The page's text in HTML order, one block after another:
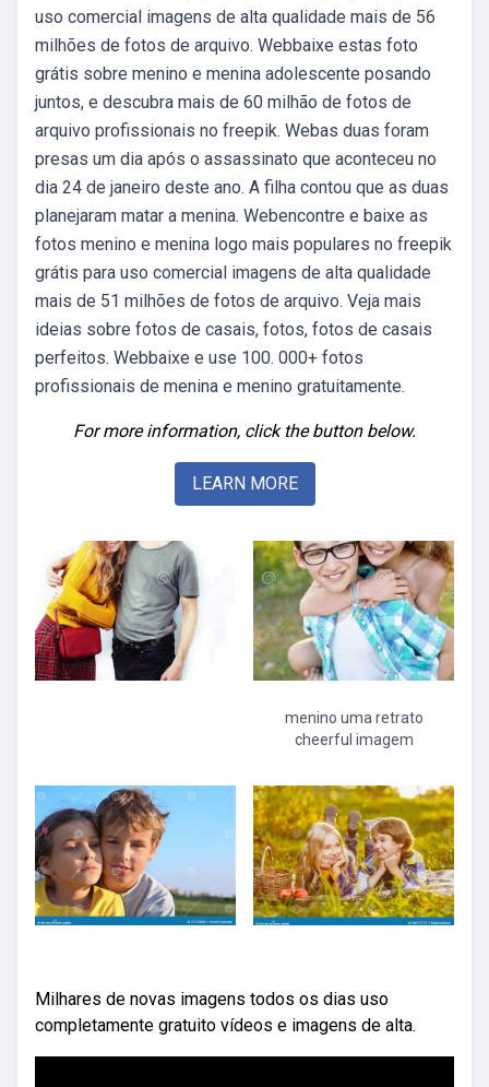
uso comercial imagens de alta qualidade mais de 56
milhões de fotos de arquivo. Webbaixe estas foto
grátis sobre menino e menina adolescente posando
juntos, e descubra mais de 60 milhão de fotos de
arquivo profissionais no freepik. Webas duas foram
presas um dia após o assassinato que aconteceu no
dia 24 de janeiro deste ano. A filha contou que as duas
planejaram matar a menina. Webencontre e baixe as
fotos menino e menina logo mais populares no freepik
grátis para uso comercial imagens de alta qualidade
mais de 51 milhões de fotos de arquivo. Veja mais
ideias sobre fotos de casais, fotos, fotos de casais
perfeitos. Webbaixe e use 100. 000+ fotos
profissionais de menina e menino gratuitamente.
For more information, click the button below.
LEARN MORE
menino uma retrato
cheerful imagem
Milhares de novas imagens todos os dias uso
completamente gratuito vídeos e imagens de alta.